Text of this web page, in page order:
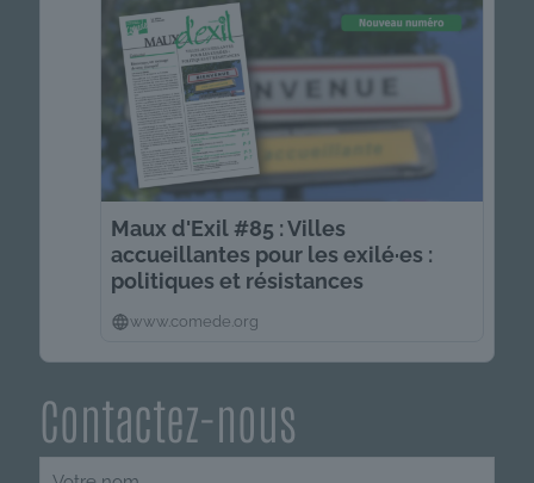
Maux d'Exil #85 : Villes
accueillantes pour les exilé·es :
politiques et résistances
www.comede.org
Contactez-nous